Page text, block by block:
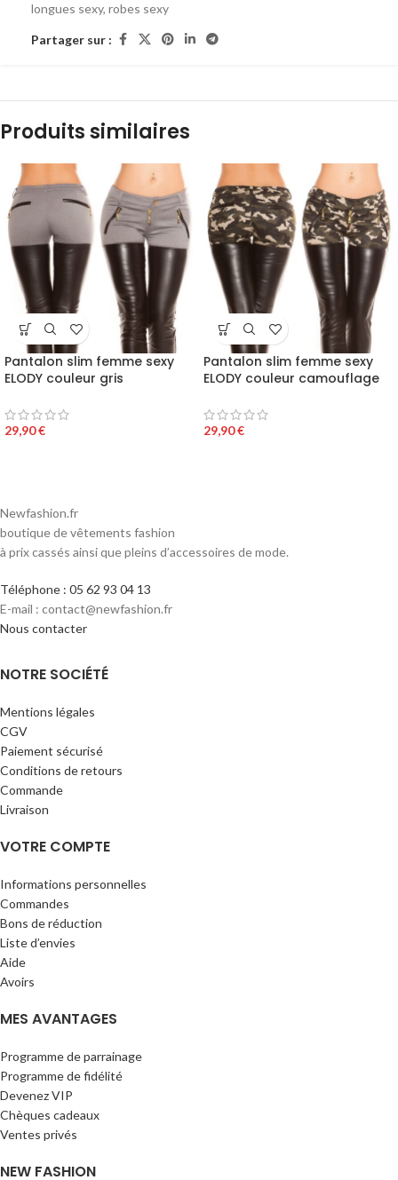
longues sexy, robes sexy
Partager sur :
Produits similaires
Pantalon slim femme sexy
ELODY couleur gris
29,90€
Pantalon slim femme sexy
ELODY couleur camouflage
29,90€
Newfashion.fr
boutique de vêtements fashion
à prix cassés ainsi que pleins d’accessoires de mode.
Téléphone : 05 62 93 04 13
E-mail : contact@newfashion.fr
Nous contacter
NOTRE SOCIÉTÉ
Mentions légales
CGV
Paiement sécurisé
Conditions de retours
Commande
Livraison
VOTRE COMPTE
Informations personnelles
Commandes
Bons de réduction
Liste d’envies
Aide
Avoirs
MES AVANTAGES
Programme de parrainage
Programme de fidélité
Devenez VIP
Chèques cadeaux
Ventes privés
NEW FASHION